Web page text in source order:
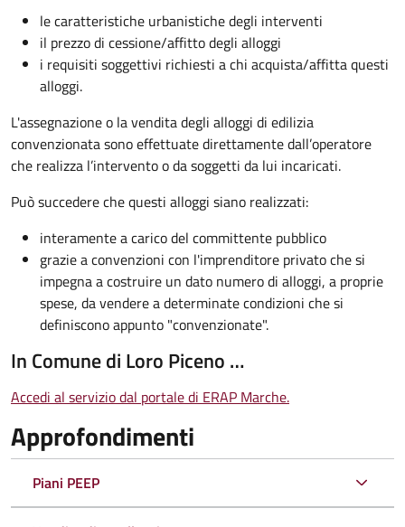
le caratteristiche urbanistiche degli interventi
il prezzo di cessione/affitto degli alloggi
i requisiti soggettivi richiesti a chi acquista/affitta questi
alloggi.
L'assegnazione o la vendita degli alloggi di edilizia
convenzionata sono effettuate direttamente dall’operatore
che realizza l’intervento o da soggetti da lui incaricati.
Può succedere che questi alloggi siano realizzati:
interamente a carico del committente pubblico
grazie a convenzioni con l'imprenditore privato che si
impegna a costruire un dato numero di alloggi, a proprie
spese, da vendere a determinate condizioni che si
definiscono appunto "convenzionate".
In Comune di Loro Piceno …
Accedi al servizio dal portale di ERAP Marche.
Approfondimenti
Piani PEEP